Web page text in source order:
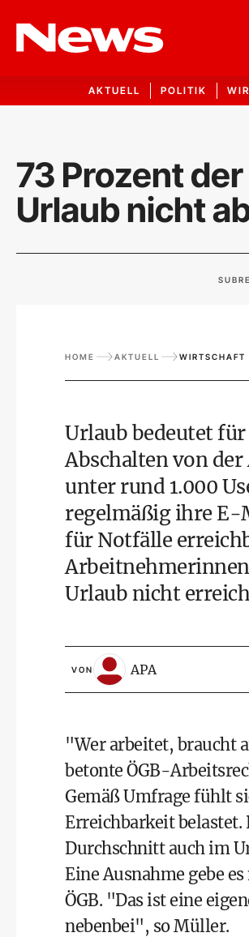
AKTUELL POLITIK
73 Prozent
Urlaub nicht
HOME AKTUELL WIRTSCHAFT
Urlaub bedeutet
Abschalten von
unter rund 1.000
regelmäßig ihre E-
für Notfälle
Urlaub nicht
VON APA
"Wer arbeitet, braucht
betonte ÖGB-
Gemäß Umfrage fühlt
Erreichbarkeit
Durchschnitt auch im
Eine Ausnahme gebe
ÖGB. "Das ist eine
nebenbei", so Müller.